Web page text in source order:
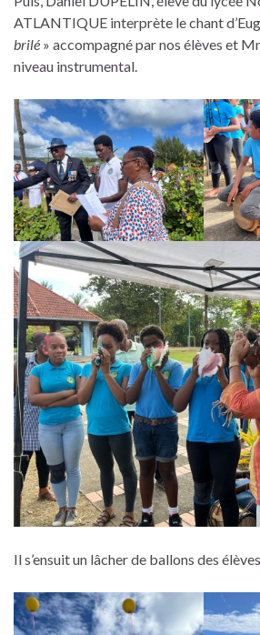
ATLANTIQUE interprète le chant
brilé » accompagné par nos élèves et
niveau instrumental.
Il s’ensuit un lâcher de ballons des